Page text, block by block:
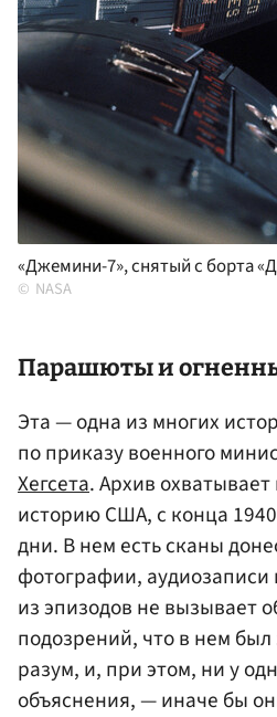
«Джемини-7», снятый с борта
NASA
Парашюты и
Эта — одна из многих
по приказу военного
Хегсета. Архив
историю США, с конца
дни. В нем есть сканы
фотографии,
из эпизодов не вызывает
подозрений, что в нем
разум, и, при этом, ни у
объяснения, — иначе бы